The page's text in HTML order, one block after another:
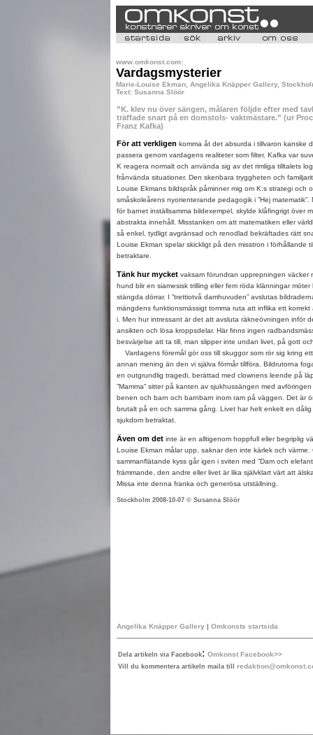
www.omkonst.com:
Vardagsmysterier
Marie-Louise Ekman, Angelika Knäpper Gallery,
Text: Susanna Slöör
”K. klev nu över sängen, målaren följde efter med
träffade snart på en domstols- vaktmästare.” (ur
Franz Kafka)
För att verkligen komma åt det absurda i tillvaron kanske
passera genom vardagens realiteter som filter. Kafka var
K reagera normalt och använda sig av det rimliga tilltalets
frånvända situationer. Den skenbara tryggheten och
Louise Ekmans bildspråk påminner mig om K:s strategi och
småskoleårens nyorienterande pedagogik i ”Hej matematik”.
för barnet inställsamma bildexempel, skylde klåfingrigt över
abstrakta innehåll. Misstanken om att matematiken eller
så enkel, tydligt avgränsad och renodlad bekräftades rätt
Louise Ekman spelar skickligt på den misstron i förhållande
betraktare.
Tänk hur mycket vaksam förundran upprepningen väcker
hund blir en siamesisk trilling eller fem röda klänningar möter
stängda dörrar. I ”trettiotvå damhuvuden” avslutas
mängdens funktionsmässigt tomma ruta att inflika ett korrekt
i. Men hur intressant är det att avsluta räkneövningen inför
ansikten och lösa kroppsdelar. Här finns ingen
besvärjelse att ta till, man slipper inte undan livet, på gott
Vardagens föremål gör oss till skuggor som rör sig kring
annan mening än den vi själva förmår tillföra. Bildrutorna
en outgrundlig tragedi, berättad med clownens leende på
”Mamma” sitter på kanten av sjukhussängen med
benen och barn och barnbarn inom ram på väggen. Det är
brutalt på en och samma gång. Livet har helt enkelt en
sjukdom betraktat.
Även om det inte är en alltigenom hoppfull eller begriplig
Louise Ekman målar upp, saknar den inte kärlek och värme.
sammanflätande kyss går igen i sviten med ”Dam och
främmande, den andre eller livet är lika självklart värt att
Missa inte denna franka och generösa utställning.
Stockholm 2008-10-07 © Susanna Slöör
Angelika Knäpper Gallery | Omkonsts startsida
Dela artikeln via Facebook: Omkonst Facebook>>
Vill du kommentera artikeln maila till